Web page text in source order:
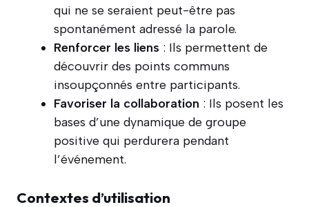
qui ne se seraient peut-être pas
spontanément adressé la parole.
Renforcer les liens : Ils permettent de
découvrir des points communs
insoupçonnés entre participants.
Favoriser la collaboration : Ils posent les
bases d’une dynamique de groupe
positive qui perdurera pendant
l’événement.
Contextes d’utilisation